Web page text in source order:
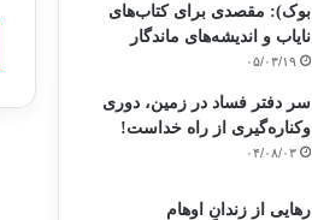
بوک): مقصدی برای کتاب‌های
نایاب و اندیشه‌های ماندگار
۰۵/۰۳/۱۹
سر دفتر فساد در زمین‌، دوری
وکناره‌گیری از راه خداست‌!
۰۴/۰۸/۰۳
رهایی از زندانِ اوهام